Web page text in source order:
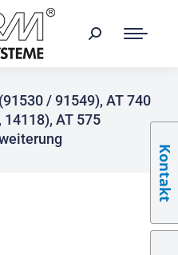
/ 91549), AT 740
AT 575
Kontakt